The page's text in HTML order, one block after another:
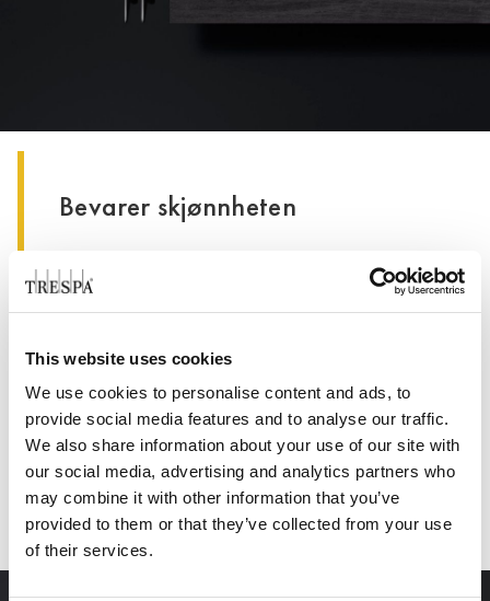
This website uses cookies
We use cookies to personalise content and ads, to
provide social media features and to analyse our traffic.
We also share information about your use of our site with
our social media, advertising and analytics partners who
may combine it with other information that you’ve
provided to them or that they’ve collected from your use
of their services.
Bevarer skjønnheten
Den lukkede strukturen hindrer opphopning av
smuss og gjør det enklere å rengjøre fasaden.
Dette systemet bidrar ikke bare til å bevare
bygningens flotte utseende i mange år, men
veggene mot råte og sikre et stabilt inneklima
uavhengig av værforholdene utenfor.